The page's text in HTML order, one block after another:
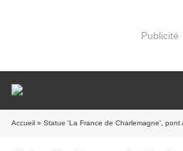
Publicité
Accueil » Statue 'La France de Charlemagne', pont